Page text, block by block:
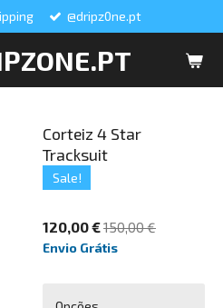
@dripz0ne.pt
Corteiz 4 Star
Tracksuit
Sale!
120,00 €150,00 €
Envio Grátis